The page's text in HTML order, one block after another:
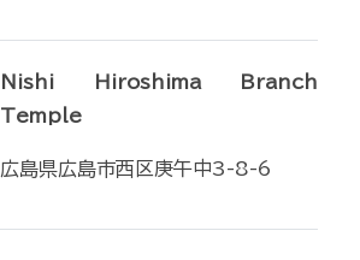
Nishi Hiroshima Branch
Temple
広島県広島市西区庚午中3-8-6